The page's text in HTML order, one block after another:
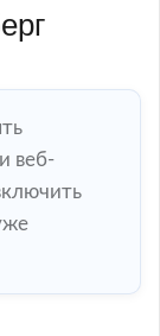
веб-